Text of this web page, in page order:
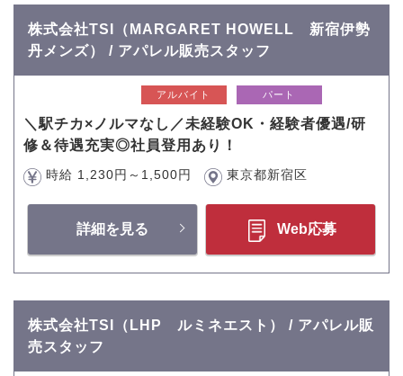
株式会社TSI（MARGARET HOWELL 新宿伊勢
丹メンズ） / アパレル販売スタッフ
アルバイト パート
＼駅チカ×ノルマなし／未経験OK・経験者優遇/研
修＆待遇充実◎社員登用あり！
時給 1,230円～1,500円 東京都新宿区
詳細を見る Web応募
株式会社TSI（LHP ルミネエスト） / アパレル販
売スタッフ